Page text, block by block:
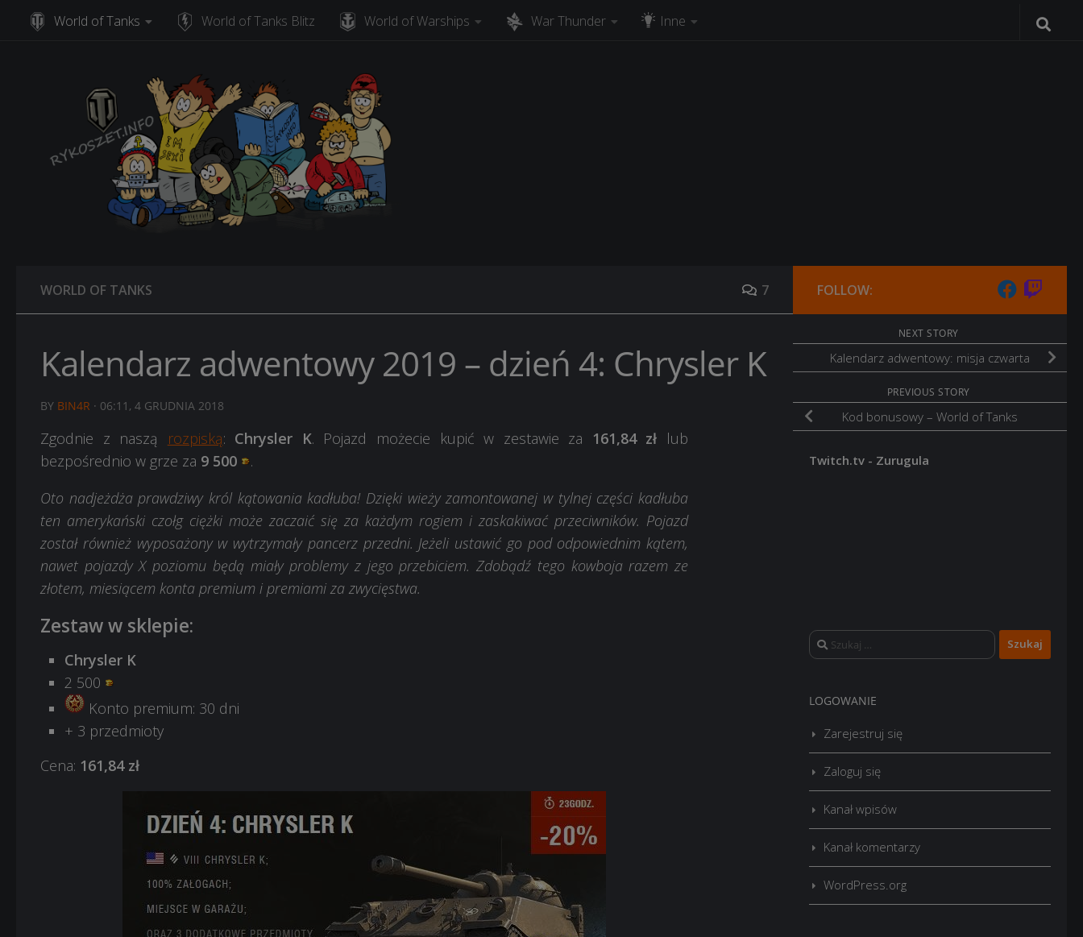
Skip to content
World of Tanks World of Tanks Blitz World of Warships War Thunder Inne
WORLD OF TANKS 7
Kalendarz adwentowy 2019 – dzień 4: Chrysler K
BY BIN4R · 06:11, 4 GRUDNIA 2018
Zgodnie z naszą rozpiską: Chrysler K. Pojazd możecie kupić w zestawie za 161,84 zł lub
bezpośrednio w grze za 9 500
.
Oto nadjeżdża prawdziwy król kątowania kadłuba! Dzięki wieży zamontowanej w tylnej części kadłuba
ten amerykański czołg ciężki może zaczaić się za każdym rogiem i zaskakiwać przeciwników. Pojazd
został również wyposażony w wytrzymały pancerz przedni. Jeżeli ustawić go pod odpowiednim kątem,
nawet pojazdy X poziomu będą miały problemy z jego przebiciem. Zdobądź tego kowboja razem ze
złotem, miesiącem konta premium i premiami za zwycięstwa.
Zestaw w sklepie:
Chrysler K
2 500
Konto premium: 30 dni
+ 3 przedmioty
Cena: 161,84 zł
FOLLOW:
NEXT STORY
Kalendarz adwentowy: misja czwarta
PREVIOUS STORY
Kod bonusowy – World of Tanks
Twitch.tv - Zurugula
Szukaj:
LOGOWANIE
Zarejestruj się
Zaloguj się
Kanał wpisów
Kanał komentarzy
WordPress.org